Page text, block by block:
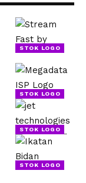
STOK LOGO
STOK LOGO
STOK LOGO
STOK LOGO